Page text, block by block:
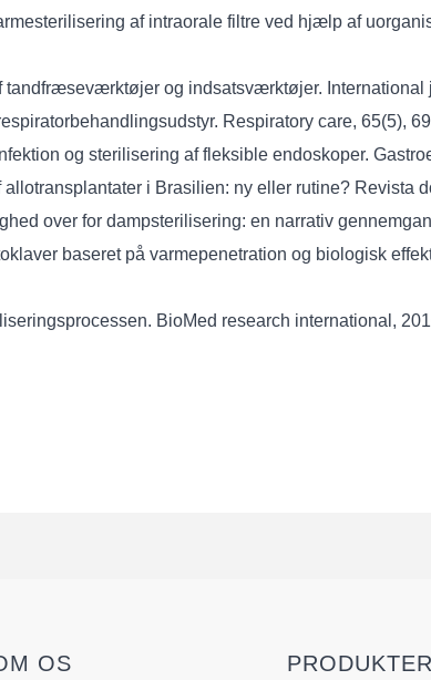
af intraorale filtre ved hjælp af
tandfræseværktøjer og indsatsværktøjer. International
Respiratory care, 65(5),
og sterilisering af fleksible endoskoper.
i Brasilien: ny eller rutine? Revista
over for dampsterilisering: en narrativ
baseret på varmepenetration og biologisk
BioMed research international,
OS PRODUKTER